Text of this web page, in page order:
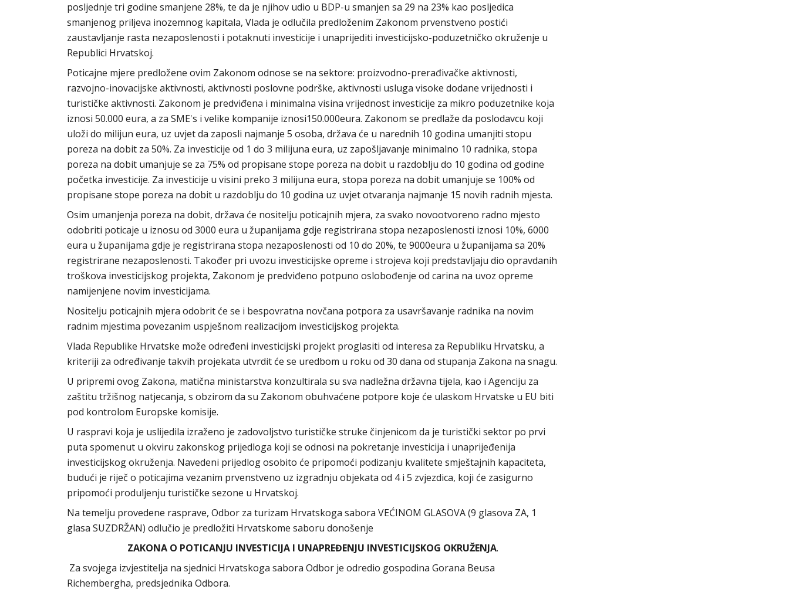
posljednje tri godine smanjene 28%, te da je njihov udio u BDP-u smanjen sa 29 na 23% kao posljedica
smanjenog priljeva inozemnog kapitala, Vlada je odlučila predloženim Zakonom prvenstveno postići
zaustavljanje rasta nezaposlenosti i potaknuti investicije i unaprijediti investicijsko-poduzetničko okruženje u
Republici Hrvatskoj.
Poticajne mjere predložene ovim Zakonom odnose se na sektore: proizvodno-prerađivačke aktivnosti,
razvojno-inovacijske aktivnosti, aktivnosti poslovne podrške, aktivnosti usluga visoke dodane vrijednosti i
turističke aktivnosti. Zakonom je predviđena i minimalna visina vrijednost investicije za mikro poduzetnike koja
iznosi 50.000 eura, a za SME's i velike kompanije iznosi150.000eura. Zakonom se predlaže da poslodavcu koji
uloži do milijun eura, uz uvjet da zaposli najmanje 5 osoba, država će u narednih 10 godina umanjiti stopu
poreza na dobit za 50%. Za investicije od 1 do 3 milijuna eura, uz zapošljavanje minimalno 10 radnika, stopa
poreza na dobit umanjuje se za 75% od propisane stope poreza na dobit u razdoblju do 10 godina od godine
početka investicije. Za investicije u visini preko 3 milijuna eura, stopa poreza na dobit umanjuje se 100% od
propisane stope poreza na dobit u razdoblju do 10 godina uz uvjet otvaranja najmanje 15 novih radnih mjesta.
Osim umanjenja poreza na dobit, država će nositelju poticajnih mjera, za svako novootvoreno radno mjesto
odobriti poticaje u iznosu od 3000 eura u županijama gdje registrirana stopa nezaposlenosti iznosi 10%, 6000
eura u županijama gdje je registrirana stopa nezaposlenosti od 10 do 20%, te 9000eura u županijama sa 20%
registrirane nezaposlenosti. Također pri uvozu investicijske opreme i strojeva koji predstavljaju dio opravdanih
troškova investicijskog projekta, Zakonom je predviđeno potpuno oslobođenje od carina na uvoz opreme
namijenjene novim investicijama.
Nositelju poticajnih mjera odobrit će se i bespovratna novčana potpora za usavršavanje radnika na novim
radnim mjestima povezanim uspješnom realizacijom investicijskog projekta.
Vlada Republike Hrvatske može određeni investicijski projekt proglasiti od interesa za Republiku Hrvatsku, a
kriteriji za određivanje takvih projekata utvrdit će se uredbom u roku od 30 dana od stupanja Zakona na snagu.
U pripremi ovog Zakona, matična ministarstva konzultirala su sva nadležna državna tijela, kao i Agenciju za
zaštitu tržišnog natjecanja, s obzirom da su Zakonom obuhvaćene potpore koje će ulaskom Hrvatske u EU biti
pod kontrolom Europske komisije.
U raspravi koja je uslijedila izraženo je zadovoljstvo turističke struke činjenicom da je turistički sektor po prvi
puta spomenut u okviru zakonskog prijedloga koji se odnosi na pokretanje investicija i unaprijeđenija
investicijskog okruženja. Navedeni prijedlog osobito će pripomoći podizanju kvalitete smještajnih kapaciteta,
budući je riječ o poticajima vezanim prvenstveno uz izgradnju objekata od 4 i 5 zvjezdica, koji će zasigurno
pripomoći produljenju turističke sezone u Hrvatskoj.
Na temelju provedene rasprave, Odbor za turizam Hrvatskoga sabora VEĆINOM GLASOVA (9 glasova ZA, 1
glasa SUZDRŽAN) odlučio je predložiti Hrvatskome saboru donošenje
ZAKONA O POTICANJU INVESTICIJA I UNAPREĐENJU INVESTICIJSKOG OKRUŽENJA.
Za svojega izvjestitelja na sjednici Hrvatskoga sabora Odbor je odredio gospodina Gorana Beusa
Richembergha, predsjednika Odbora.